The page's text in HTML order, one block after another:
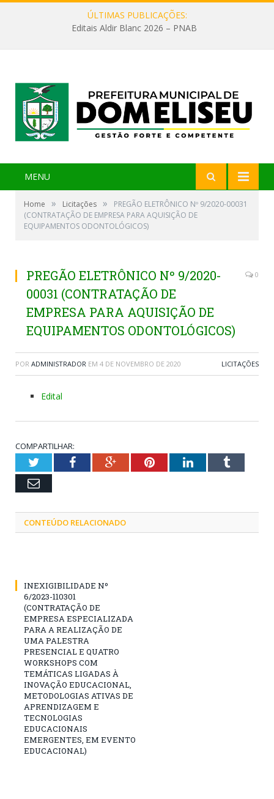
ÚLTIMAS PUBLICAÇÕES:
Editais Aldir Blanc 2026 – PNAB
MENU
Home » Licitações »
PREGÃO ELETRÔNICO Nº 9/2020-00031
(CONTRATAÇÃO DE EMPRESA PARA AQUISIÇÃO DE
EQUIPAMENTOS ODONTOLÓGICOS)
PREGÃO ELETRÔNICO Nº 9/2020-
00031 (CONTRATAÇÃO DE
EMPRESA PARA AQUISIÇÃO DE
EQUIPAMENTOS ODONTOLÓGICOS)
0
POR ADMINISTRADOR EM 4 DE NOVEMBRO DE 2020 LICITAÇÕES
Edital
COMPARTILHAR:
TwitterFacebookGoogle+PinterestLinkedInTumblr
Email
CONTEÚDO RELACIONADO
INEXIGIBILIDADE Nº
6/2023-110301
(CONTRATAÇÃO DE
EMPRESA ESPECIALIZADA
PARA A REALIZAÇÃO DE
UMA PALESTRA
PRESENCIAL E QUATRO
WORKSHOPS COM
TEMÁTICAS LIGADAS À
INOVAÇÃO EDUCACIONAL,
METODOLOGIAS ATIVAS DE
APRENDIZAGEM E
TECNOLOGIAS
EDUCACIONAIS
EMERGENTES, EM EVENTO
EDUCACIONAL)